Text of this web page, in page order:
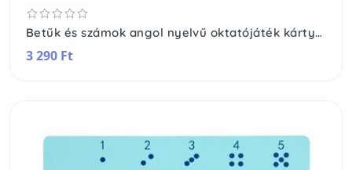
Betűk és számok angol nyelvű oktatójáték kártyákkal
3 290 Ft